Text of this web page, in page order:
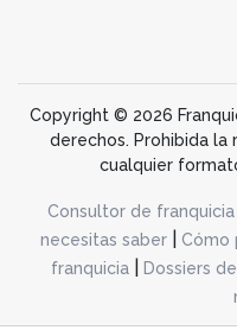
Copyright © 2026
derechos. Prohibida
cualquier
Consultor de franquicia
necesitas saber
Cómo
franquicia| Dossiers